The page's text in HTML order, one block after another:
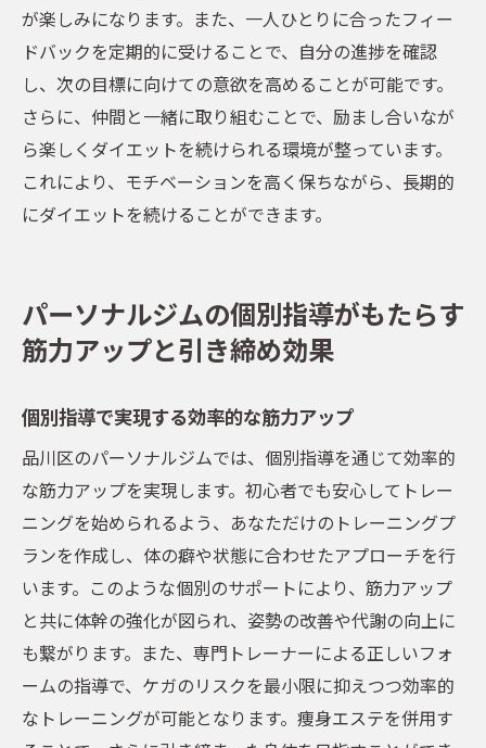
が楽しみになります。また、一人ひとりに合ったフィー
ドバックを定期的に受けることで、自分の進捗を確認
し、次の目標に向けての意欲を高めることが可能です。
さらに、仲間と一緒に取り組むことで、励まし合いなが
ら楽しくダイエットを続けられる環境が整っています。
これにより、モチベーションを高く保ちながら、長期的
にダイエットを続けることができます。
パーソナルジムの個別指導がもたらす
筋力アップと引き締め効果
個別指導で実現する効率的な筋力アップ
品川区のパーソナルジムでは、個別指導を通じて効率的
な筋力アップを実現します。初心者でも安心してトレー
ニングを始められるよう、あなただけのトレーニングプ
ランを作成し、体の癖や状態に合わせたアプローチを行
います。このような個別のサポートにより、筋力アップ
と共に体幹の強化が図られ、姿勢の改善や代謝の向上に
も繋がります。また、専門トレーナーによる正しいフォ
ームの指導で、ケガのリスクを最小限に抑えつつ効率的
なトレーニングが可能となります。痩身エステを併用す